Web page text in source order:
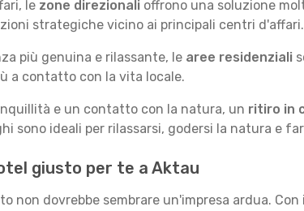
le zone direzionali offrono una soluzione
strategiche vicino ai principali centri d'affari.
più genuina e rilassante, le aree residenziali
a contatto con la vita locale.
e un contatto con la natura, un ritiro in
sono ideali per rilassarsi, godersi la natura e
giusto per te a Aktau
non dovrebbe sembrare un'impresa ardua.